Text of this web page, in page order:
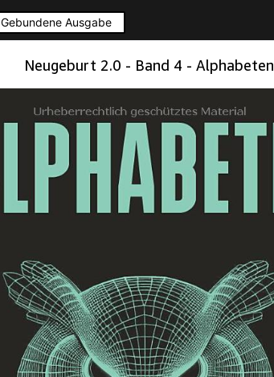
Gebundene Ausgabe
Neugeburt 2.0 - Band 4 - Alphabeten